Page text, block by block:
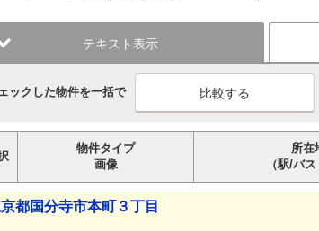
テキスト表示
ックした物件を一括で
物件タイプ
画像
所在
（駅/バ
都国分寺市本町３丁目